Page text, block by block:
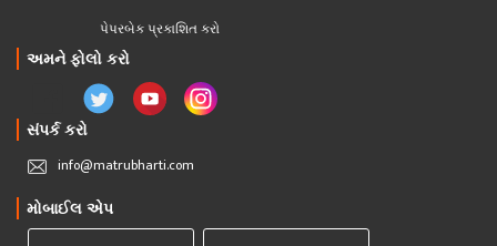
પેપરબેક પ્રકાશિત કરો
અમને ફોલો કરો
સંપર્ક કરો
info@matrubharti.com
મોબાઈલ એપ